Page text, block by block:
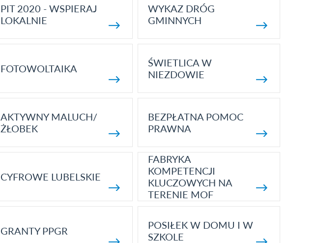
PIT 2020 - WSPIERAJ
LOKALNIE
WYKAZ DRÓG
GMINNYCH
FOTOWOLTAIKA
ŚWIETLICA W
NIEZDOWIE
AKTYWNY MALUCH/
ŻŁOBEK
BEZPŁATNA POMOC
PRAWNA
CYFROWE LUBELSKIE
FABRYKA
KOMPETENCJI
KLUCZOWYCH NA
TERENIE MOF
GRANTY PPGR
POSIŁEK W DOMU I W
SZKOLE